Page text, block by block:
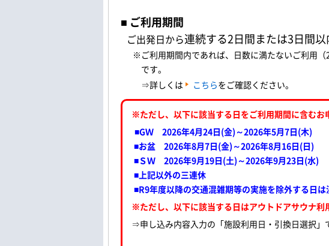
■ ご利用期間
ご出発日から連続する2日間または3日間以
※ご利用期間内であれば、日数に満たないご利用
です。
⇒詳しくは
こちらをご確認ください。
※ただし、以下に該当する日をご利用期間に含むお
■GＷ 2026年4月24日(金)～2026年5月7日(木)
■お盆 2026年8月7日(金)～2026年8月16日(日)
■ＳＷ 2026年9月19日(土)～2026年9月23日(水)
■上記以外の三連休
■R9年度以降の交通混雑期等の実施を除外する日は
※ただし、以下に該当する日はアウトドアサウナ利
⇒申し込み内容入力の「施設利用日・引換日選択